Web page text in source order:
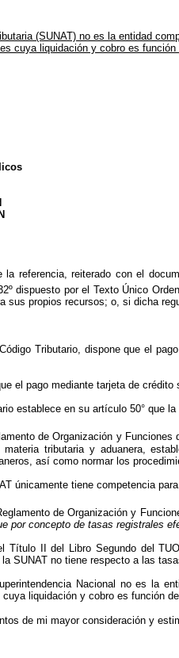
(SUNAT) no es la entidad
cuya liquidación y cobro es
la referencia, reiterado con el
dispuesto por el Texto Único
sus propios recursos; o, si dicha
Tributario, dispone que el
el pago mediante tarjeta de
establece en su artículo 50° que
de Organización y
tributaria y aduanera,
así como normar los
únicamente tiene competencia
de Organización y
por concepto de tasas registrales
Título II del Libro Segundo del
SUNAT no tiene respecto a las
Nacional no es la
liquidación y cobro es función
de mi mayor consideración y